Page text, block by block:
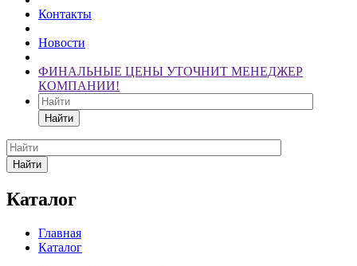
Контакты
Новости
ФИНАЛЬНЫЕ ЦЕНЫ УТОЧНИТ МЕНЕДЖЕР
КОМПАНИИ!
Найти
Найти
Каталог
Главная
Каталог